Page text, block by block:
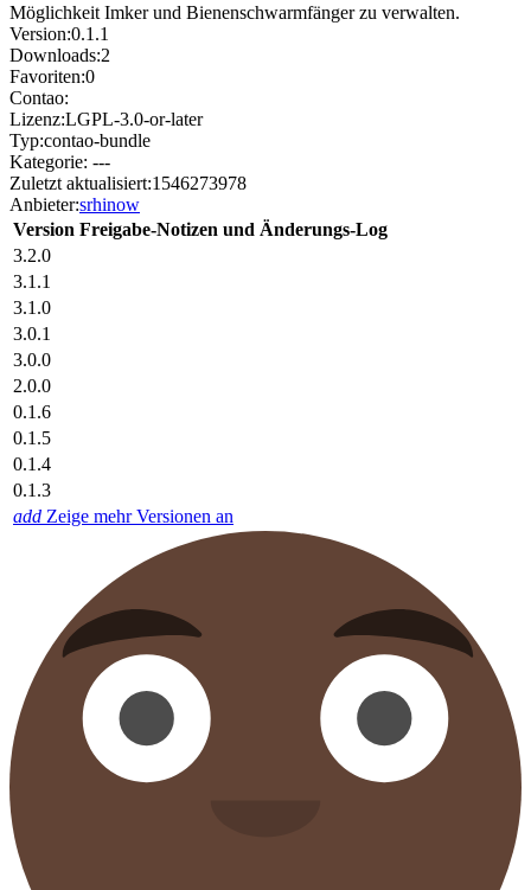
Möglichkeit Imker und Bienenschwarmfänger zu verwalten.
Version:0.1.1
Downloads:2
Favoriten:0
Contao:
Lizenz:LGPL-3.0-or-later
Typ:contao-bundle
Kategorie: ---
Zuletzt aktualisiert:1546273978
Anbieter:srhinow
Version Freigabe-Notizen und Änderungs-Log
3.2.0
3.1.1
3.1.0
3.0.1
3.0.0
2.0.0
0.1.6
0.1.5
0.1.4
0.1.3
add Zeige mehr Versionen an